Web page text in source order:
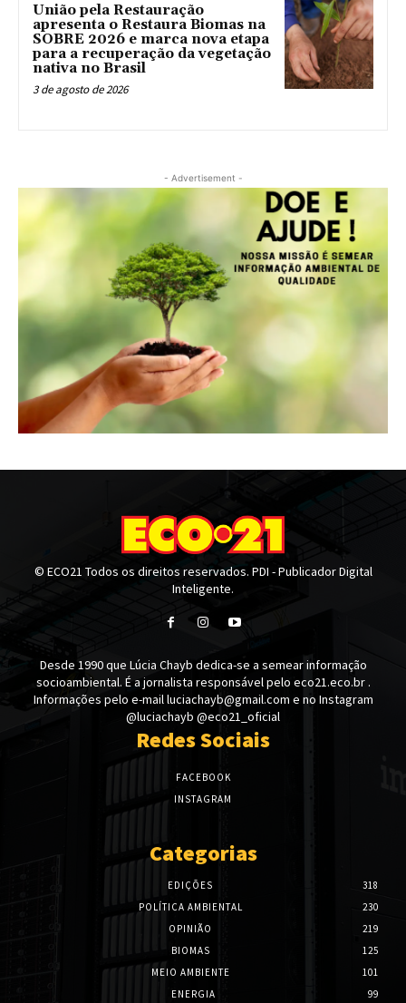
União pela Restauração
apresenta o Restaura Biomas na
SOBRE 2026 e marca nova etapa
para a recuperação da vegetação
nativa no Brasil
3 de agosto de 2026
- Advertisement -
© ECO21 Todos os direitos reservados. PDI - Publicador Digital
Inteligente.
Desde 1990 que Lúcia Chayb dedica-se a semear informação
socioambiental. É a jornalista responsável pelo eco21.eco.br .
Informações pelo e-mail luciachayb@gmail.com e no Instagram
@luciachayb @eco21_oficial
Redes Sociais
FACEBOOK
INSTAGRAM
Categorias
EDIÇÕES
318
POLÍTICA AMBIENTAL
230
OPINIÃO
219
BIOMAS
125
MEIO AMBIENTE
101
ENERGIA
99